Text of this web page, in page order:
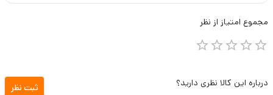
مجموع امتیاز از نظر
درباره این کالا نظری دارید؟ ثبت نظر